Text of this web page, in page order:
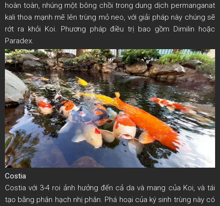
hoàn toàn, nhúng một bông chồi trong dung dịch permanganat
kali thoa mạnh mẽ lên trùng mỏ neo, với giải pháp này chúng sẽ
rớt ra khỏi Koi. Phương pháp điều trị bao gồm Dimilin hoặc
Paradex.
Costia
Costia với 3-4 roi ảnh hưởng đến cả da và mang của Koi, và tái
tạo bằng phân hạch nhị phân. Phá hoại của ký sinh trùng này có